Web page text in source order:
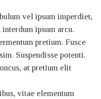
vel ipsum imperdiet,
ipsum arcu.
pretium. Fusce
Suspendisse potenti.
at pretium elit
vitae elementum